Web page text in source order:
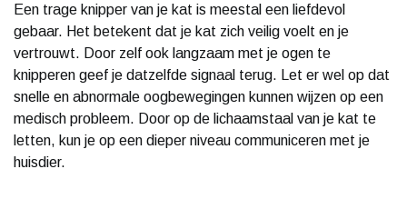
Een trage knipper van je kat is meestal een liefdevol
gebaar. Het betekent dat je kat zich veilig voelt en je
vertrouwt. Door zelf ook langzaam met je ogen te
knipperen geef je datzelfde signaal terug. Let er wel op dat
snelle en abnormale oogbewegingen kunnen wijzen op een
medisch probleem. Door op de lichaamstaal van je kat te
letten, kun je op een dieper niveau communiceren met je
huisdier.